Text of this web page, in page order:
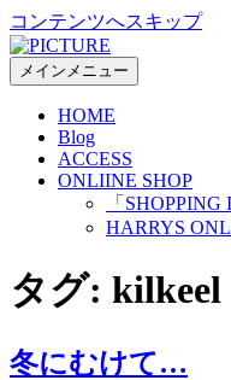
コンテンツへスキップ
メインメニュー
HOME
Blog
ACCESS
ONLIINE SHOP
「SHOPPING
HARRYS
タグ: kilkeel
冬にむけて…